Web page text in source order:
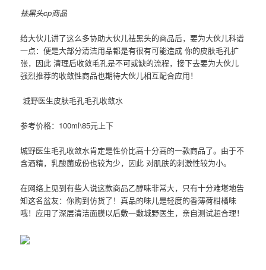
祛黑头cp商品
给大伙儿讲了这么多协助大伙儿祛黑头的商品后，要为大伙儿科谱
一点：便是大部分清洁用品都是有很有可能造成 你的皮肤毛孔扩
张，因此 清理后收敛毛孔是不可或缺的流程，接下去要为大伙儿
强烈推荐的收敛性商品也期待大伙儿相互配合应用！
城野医生皮肤毛孔毛孔收敛水
参考价格：100ml\85元上下
城野医生毛孔收敛水肯定是性价比高十分高的一款商品了。由于不
含酒精，乳酸菌成份也较为少，因此 对肌肤的刺激性较为小。
在网络上见到有些人说这款商品乙醇味非常大，只有十分难堪地告
知这名盆友：你购到仿货了！真品的味儿是轻度的香薄荷柑橘味
哦！应用了深层清洁面膜以后敷一敷城野医生，亲自测试超合理！